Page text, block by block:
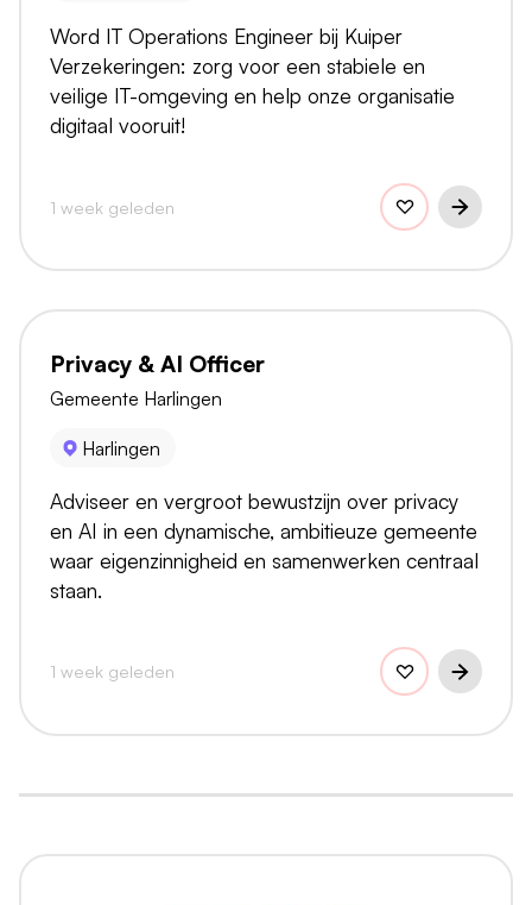
Word IT Operations Engineer bij Kuiper
Verzekeringen: zorg voor een stabiele en
veilige IT-omgeving en help onze organisatie
digitaal vooruit!
1 week geleden
Privacy & AI Officer
Gemeente Harlingen
Harlingen
Adviseer en vergroot bewustzijn over privacy
en AI in een dynamische, ambitieuze gemeente
waar eigenzinnigheid en samenwerken centraal
staan.
1 week geleden